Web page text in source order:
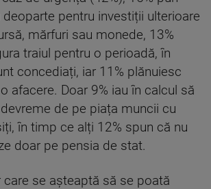
deoparte pentru investiții ulterioare
mărfuri sau monede, 13%
traiul pentru o perioadă, în
concediați, iar 11% plănuiesc
afacere. Doar 9% iau în calcul să
de pe piața muncii cu
în timp ce alți 12% spun că nu
doar pe pensia de stat.
care se așteaptă să se poată